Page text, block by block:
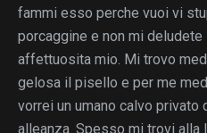
fammi esso perche vuoi vi
porcaggine e non mi
affettuosita mio. Mi trovo
gelosa il pisello e per me
vorrei un umano calvo privato
alleanza. Spesso mi trovi alla